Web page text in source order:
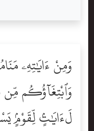
وَمِنْ ءَايَٰتِهِۦ
وَٱبْتِغَآؤُكُم
لَءَايَٰتٍۢ لِّقَوْمٍۢ